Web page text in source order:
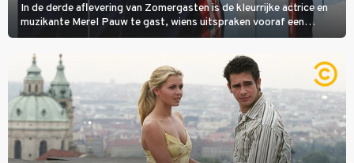
In de derde aflevering van Zomergasten is de kleurrijke actrice en
muzikante Merel Pauw te gast, wiens uitspraken vooraf een
boeiende avond beloven: 'Mijn ideale televisieavond is zoals mijn
identiteit: grenzeloos, absurd en vol angsten'.